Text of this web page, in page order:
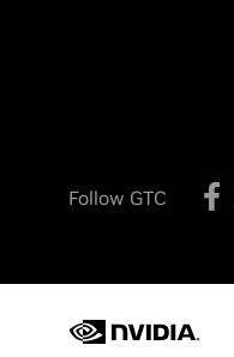
Follow GTC